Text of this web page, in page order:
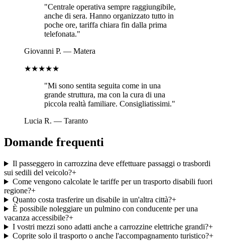
"Centrale operativa sempre raggiungibile,
anche di sera. Hanno organizzato tutto in
poche ore, tariffa chiara fin dalla prima
telefonata."
Giovanni P. — Matera
★★★★★
"Mi sono sentita seguita come in una
grande struttura, ma con la cura di una
piccola realtà familiare. Consigliatissimi."
Lucia R. — Taranto
Domande frequenti
Il passeggero in carrozzina deve effettuare passaggi o trasbordi
sui sedili del veicolo?+
Come vengono calcolate le tariffe per un trasporto disabili fuori
regione?+
Quanto costa trasferire un disabile in un'altra città?+
È possibile noleggiare un pulmino con conducente per una
vacanza accessibile?+
I vostri mezzi sono adatti anche a carrozzine elettriche grandi?+
Coprite solo il trasporto o anche l'accompagnamento turistico?+